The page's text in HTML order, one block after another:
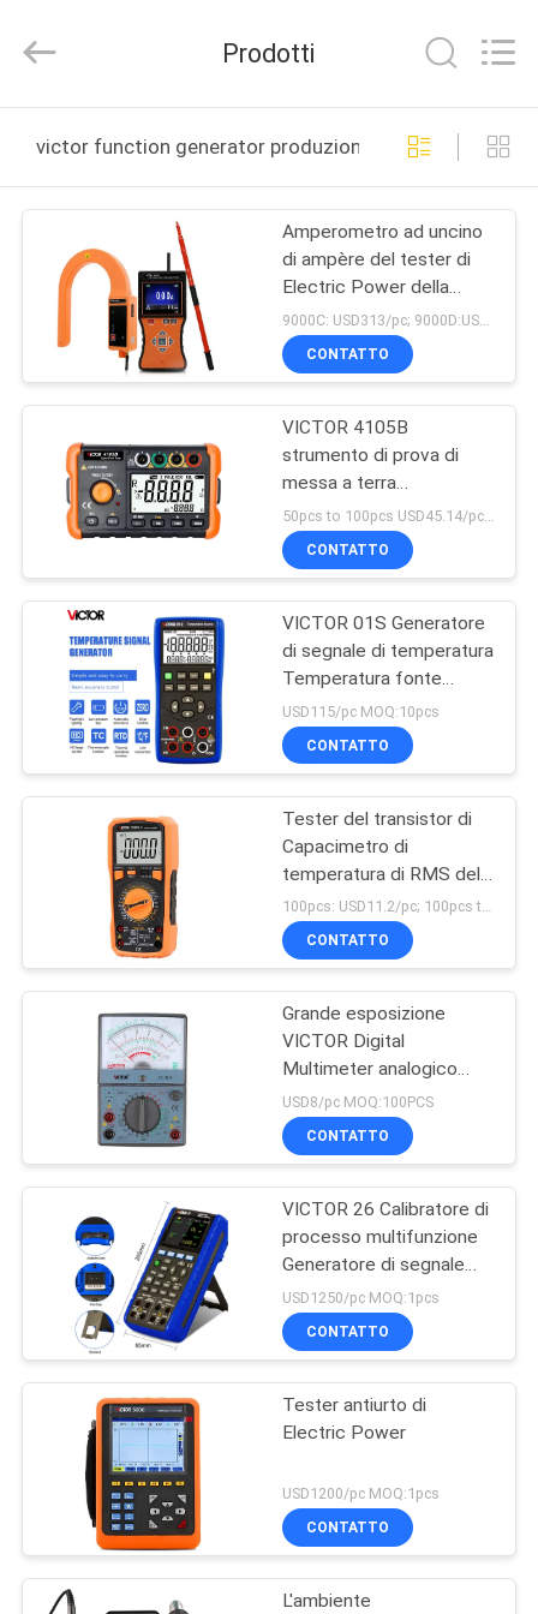
PRODOTTI
CIRCA
NOI
GIRO
DELLA
FABBRICA
DI
QUALITÀ
CONTATTICI
NOTIZIE
MAPPA
DEL
PRIVACY
POLICY
Rights
by
Prodotti
victor function generator produzione online
Amperometro ad uncino
di ampère del tester di
Electric Power della
radio del VINCITORE
9000
9000C: USD313/pc; 9000D:USD338/pc MOQ:5pcs
CONTATTO
VICTOR 4105B
strumento di prova di
messa a terra
multifunzione intelligente
con schermo LCD ad alta
definizione
CONTATTO
VICTOR 01S Generatore
di segnale di temperatura
Temperatura fonte
calibratore di processo
multimetro
USD115/pc MOQ:10pcs
CONTATTO
Tester del transistor di
Capacimetro di
temperatura di RMS del
multimetro della tasca
del vincitore VC9801A+
9801 vero
100pcs: USD11.2/pc; 100pcs to 500pcs: USD10.7/pc; 500pcs to 1000pcs: USD10.3; Above 3000pcs: USD9.8/pc MOQ:100PCS
CONTATTO
Grande esposizione
VICTOR Digital
Multimeter analogico
1000V 10A 200MΩ
dell'affissione a cristalli
liquidi
USD8/pc MOQ:100PCS
CONTATTO
VICTOR 26 Calibratore di
processo multifunzione
Generatore di segnale
con precisione dello
0,01% 5 cifre Display
circuito a circuito 24V
USD1250/pc MOQ:1pcs
CONTATTO
Tester antiurto di
Electric Power
USD1200/pc MOQ:1pcs
CONTATTO
L'ambiente